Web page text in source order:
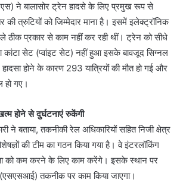
ने बालासोर ट्रेन हादसे के लिए प्रमुख रूप से
की त्रुटियों को जिम्मेदार माना है। इसमें इलेक्ट्रॉनिक
ठीक प्रकार से काम नहीं कर रही थीं। ट्रेन को सीधे
सेट (प्वांइट सेट) नहीं हुआ इसके बावजूद सिग्नल
होने के कारण 293 यात्रियों की मौत हो गई और
गए।
होने से दुर्घटनाएं रुकेंगी
ने बताया, तकनीकी रेल अधिकारियों सहित निजी क्षेत्र
की टीम का गठन किया गया है। वे इंटरलॉकिंग
को कम करने के लिए काम करेंगे। इसके स्थान पर
तकनीक पर काम किया जाएगा।